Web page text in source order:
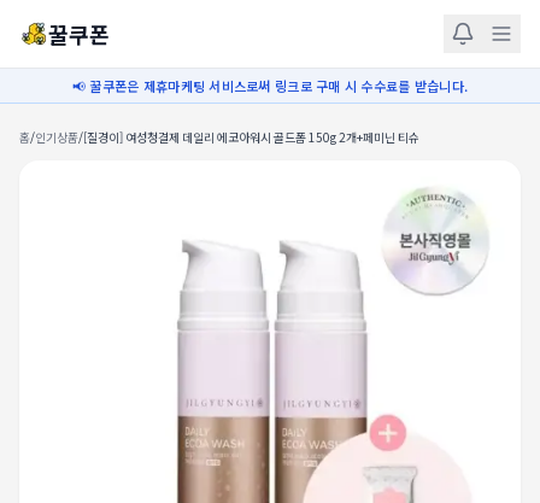
꿀쿠폰
📢 꿀쿠폰은 제휴마케팅 서비스로써 링크로 구매 시 수수료를 받습니다.
홈/인기상품/[질경이] 여성청결제 데일리 에코아워시 골드폼 150g 2개+페미닌 티슈